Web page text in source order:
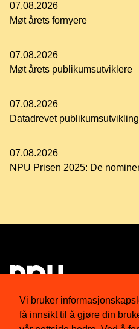
Vi bruker
få innsikt til å gjøre din
07.08.2026
Møt årets fornyere
07.08.2026
Møt årets publikumsutviklere
07.08.2026
Datadrevet publikumsutvikling
07.08.2026
NPU Prisen 2025: De
Om oss